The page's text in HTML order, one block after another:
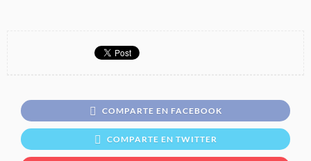
COMPARTE EN FACEBOOK
COMPARTE EN TWITTER